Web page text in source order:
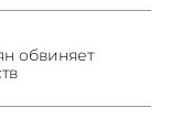
обвиняет
главы